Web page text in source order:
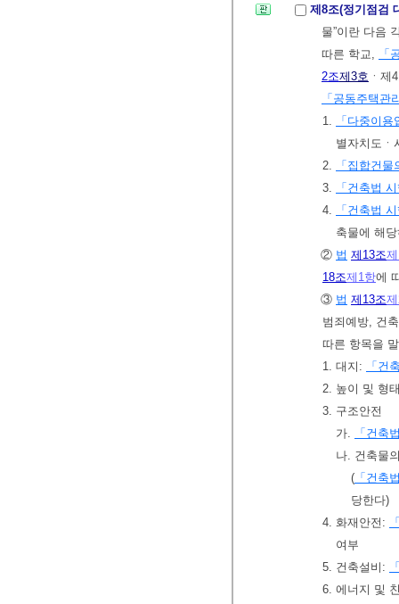
제8조(정기점검
물”이란 다음
따른 학교,
「
2조제3호 ㆍ
「공동주택관
1.
「다중이
별자치도ㆍ
2.
「집합건
3.
「건축법
4.
「건축법
축물에 해
② 법 제13조
18조제1항에
③ 법 제13조
범죄예방, 건
따른 항목을
1. 대지:
「건
2. 높이 및 형
3. 구조안전
가.
「건축
나. 건축물
( 「건축
당한다)
4. 화재안전:
여부
5. 건축설비:
6. 에너지 및